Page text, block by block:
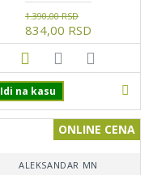
834,00 RSD
1.390,00 RSD
Idi na kasu
ONLINE CENA
ALEKSANDAR MN